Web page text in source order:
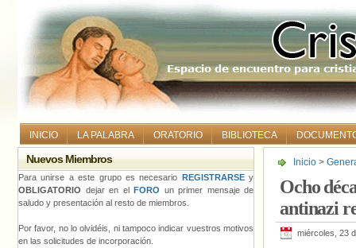
INICIO LA PALABRA ORATORIO BIBLIOTECA
Inicio >
Ocho
antinazi
miércoles, 23
Nuevos Miembros
Para unirse a este grupo es necesario REGISTRARSEy
OBLIGATORIO dejar en el FORO un primer mensaje de
saludo y presentación al resto de miembros.
Por favor, no lo olvidéis, ni tampoco indicar vuestros motivos
en las solicitudes de incorporación.